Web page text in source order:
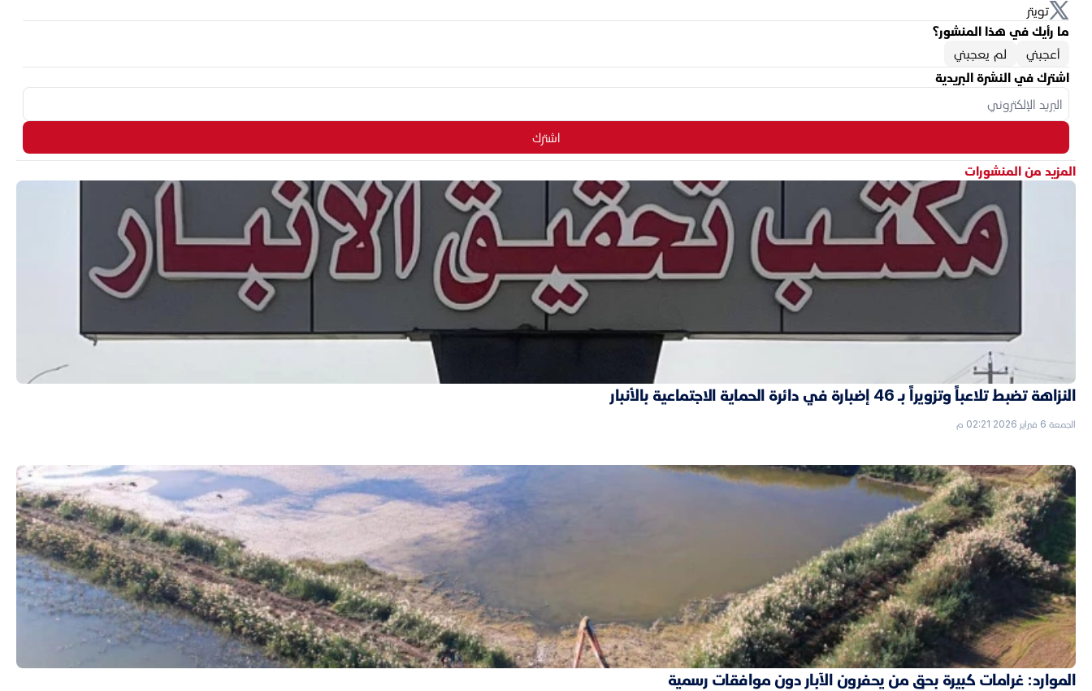
تويتر
ما رأيك في هذا المنشور؟
أعجبني
لم يعجبني
اشترك في النشرة البريدية
اشترك
المزيد من المنشورات
النزاهة تضبط تلاعباً وتزويراً بـ 46 إضبارة في دائرة الحماية الاجتماعية بالأنبار
الجمعة 6 فبراير 2026 02:21 م
الموارد: غرامات كبيرة بحق من يحفرون الآبار دون موافقات رسمية